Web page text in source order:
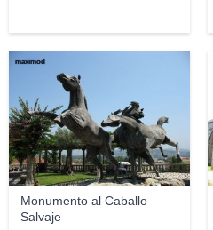
Monumento al Caballo
Salvaje
maximod